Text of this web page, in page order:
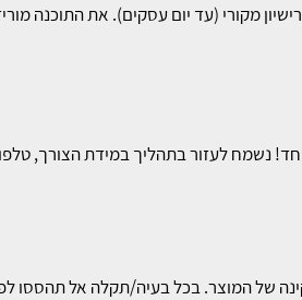
מקורי (עד יום עסקים). את התוכנה
נשמח לעזור בתהליך במידת הצורך,
של המוצר. בכל בעיה/תקלה אל תהססו